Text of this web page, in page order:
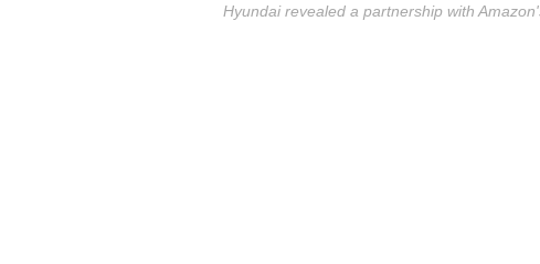
Hyundai revealed a partnership with